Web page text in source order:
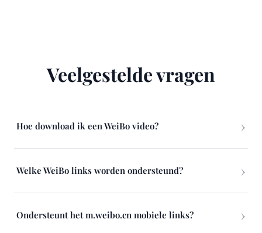
Veelgestelde vragen
Hoe download ik een WeiBo video?
Welke WeiBo links worden ondersteund?
Ondersteunt het m.weibo.cn mobiele links?